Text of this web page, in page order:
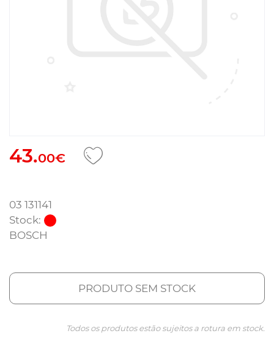
43.00€
03 131141
Stock:
BOSCH
PRODUTO SEM STOCK
Todos os produtos estão sujeitos a rotura em stock.